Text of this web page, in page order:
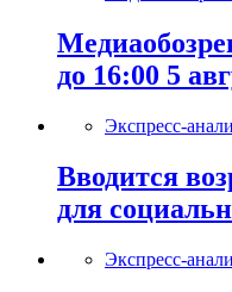
до 16:00 5
Экспресс-
Вводится
для
Экспресс-